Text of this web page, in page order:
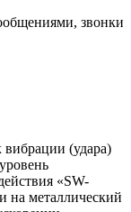
звонки
(удара)
«SW-
на металлический